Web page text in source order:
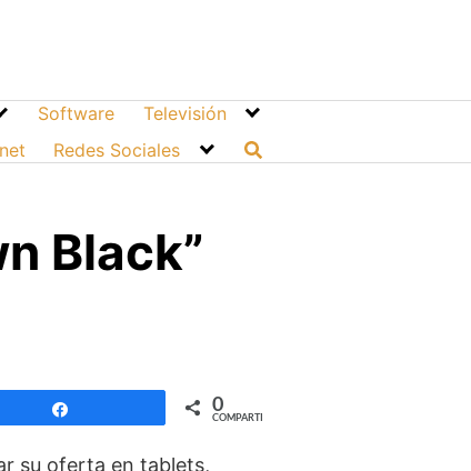
Software
Televisión
Redes Sociales
Black”
0
COMPARTIR
su oferta en tablets,